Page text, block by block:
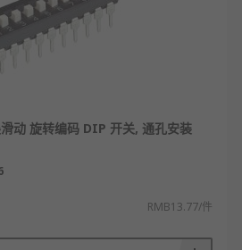
置。这种开关适用于需要固
电流DIP开关采用特殊材料
备中。
设定PLC（可编程逻辑控制
输出模式等参数。
器、交换机，通过DIP开关选
动 旋转编码 DIP 开关, 通孔安装
RMB13.77/件